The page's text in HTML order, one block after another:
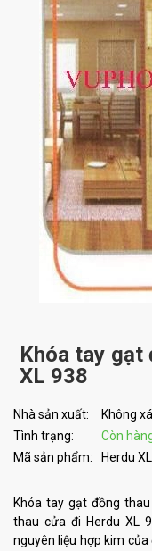
Khóa tay gạt
XL 938
Nhà sản xuất:
Không
Tình trạng:
Còn
Mã sản phẩm:
Herdu
Khóa tay gạt đồng
thau cửa đi Herdu XL
nguyên liệu hợp kim